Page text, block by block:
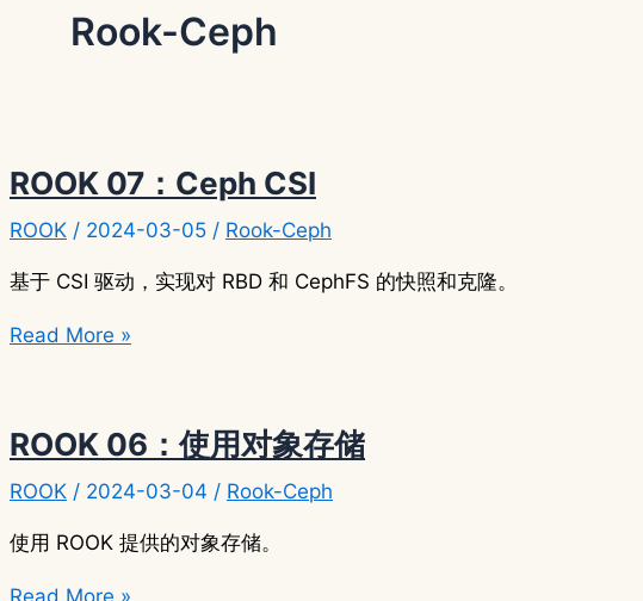
Rook-Ceph
ROOK 07：Ceph CSI
ROOK / 2024-03-05 / Rook-Ceph
基于 CSI 驱动，实现对 RBD 和 CephFS 的快照和克隆。
ROOK
CSI
Read More »
ROOK 06：使用对象存储
ROOK / 2024-03-04 / Rook-Ceph
使用 ROOK 提供的对象存储。
ROOK